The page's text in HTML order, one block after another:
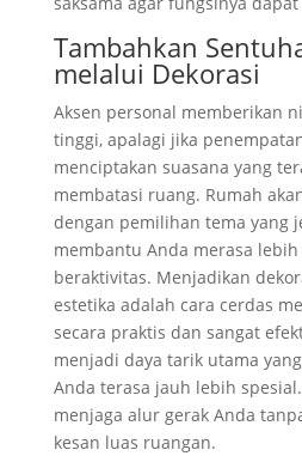
Tambahkan
melalui Dekorasi
Aksen personal memberikan
tinggi, apalagi jika
menciptakan suasana yang
membatasi ruang. Rumah
dengan pemilihan tema yang
membantu Anda merasa
beraktivitas. Menjadikan
estetika adalah cara cerdas
secara praktis dan sangat
menjadi daya tarik utama
Anda terasa jauh lebih
menjaga alur gerak Anda
kesan luas ruangan.